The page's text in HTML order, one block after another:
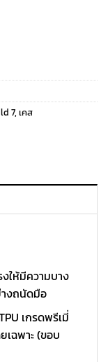
7, เคส
ให้มีความบาง
างถนัดมือ
เกรดพรีเมี่
เฉพาะ (ขอบ